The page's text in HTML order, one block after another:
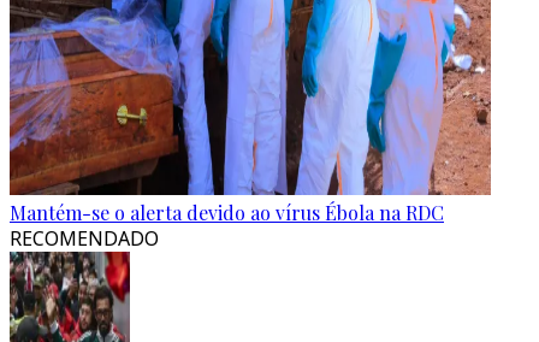
Mantém-se o alerta devido ao vírus Ébola na RDC
RECOMENDADO